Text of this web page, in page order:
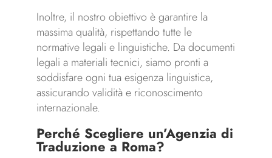
Inoltre, il nostro obiettivo è garantire la
massima qualità, rispettando tutte le
normative legali e linguistiche. Da documenti
legali a materiali tecnici, siamo pronti a
soddisfare ogni tua esigenza linguistica,
assicurando validità e riconoscimento
internazionale.
Perché Scegliere un’Agenzia di
Traduzione a Roma?